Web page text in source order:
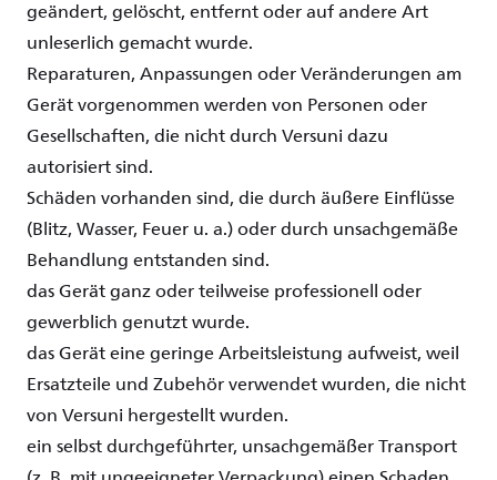
geändert,gelöscht,entferntoderaufandereArt
unleserlichgemachtwurde.
Reparaturen,AnpassungenoderVeränderungenam
Gerätvorgenommenwerdenvon Personenoder
Gesellschaften, dienichtdurchVersunidazu
autorisiertsind.
Schädenvorhandensind, diedurchäußereEinflüsse
(Blitz, Wasser, Feuer u. a.)oderdurch unsachgemäße
Behandlungentstandensind.
dasGerätganzoderteilweiseprofessionelloder
gewerblichgenutztwurde.
dasGeräteinegeringeArbeitsleistungaufweist,weil
ErsatzteileundZubehörverwendetwurden, dienicht
vonVersuni hergestelltwurden.
einselbstdurchgeführter, unsachgemäßerTransport